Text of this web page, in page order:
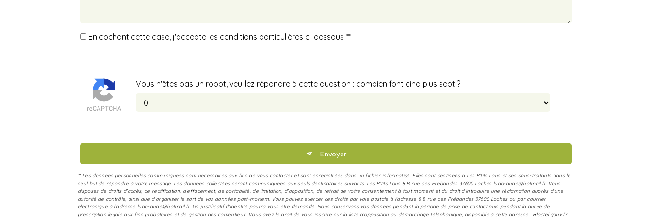
En cochant cette case, j'accepte les conditions particulières ci-dessous **
Vous n'êtes pas un robot, veuillez répondre à cette question : combien font cinq plus sept ?
Envoyer
** Les données personnelles communiquées sont nécessaires aux fins de vous contacter et sont enregistrées dans un fichier informatisé. Elles sont destinées à Les P’tits Lous et ses sous-traitants dans le
seul but de répondre à votre message. Les données collectées seront communiquées aux seuls destinataires suivants: Les P’tits Lous 8 B rue des Prébandes 37600 Loches ludo-aude@hotmail.fr. Vous
disposez de droits d’accès, de rectification, d’effacement, de portabilité, de limitation, d’opposition, de retrait de votre consentement à tout moment et du droit d’introduire une réclamation auprès d’une
autorité de contrôle, ainsi que d’organiser le sort de vos données post-mortem. Vous pouvez exercer ces droits par voie postale à l'adresse 8 B rue des Prébandes 37600 Loches ou par courrier
électronique à l'adresse ludo-aude@hotmail.fr. Un justificatif d'identité pourra vous être demandé. Nous conservons vos données pendant la période de prise de contact puis pendant la durée de
prescription légale aux fins probatoires et de gestion des contentieux. Vous avez le droit de vous inscrire sur la liste d'opposition au démarchage téléphonique, disponible à cette adresse : Bloctel.gouv.fr.